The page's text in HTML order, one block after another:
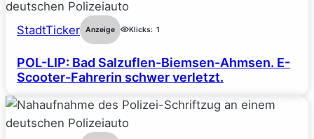
StadtTicker Anzeige Klicks: 1
POL-LIP: Bad Salzuflen-Biemsen-Ahmsen. E-
Scooter-Fahrerin schwer verletzt.